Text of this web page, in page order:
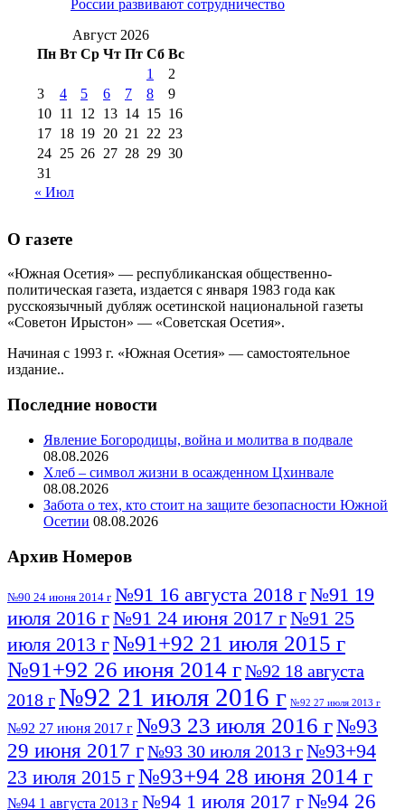
2017 г(9)
№99 4 августа
2016 г(12) №99 8 июля 2014 г
августа 2012 г(11)
августа 2013 г
(12)
России развивают сотрудничество
Август 2026
Пн Вт Ср Чт Пт Сб Вс
1
2
3
4 5 6 7 8
9
10 11 12 13 14 15 16
17 18 19 20 21 22 23
24 25 26 27 28 29 30
31
« Июл
О газете
«Южная Осетия» — республиканская общественно-
политическая газета, издается с января 1983 года как
русскоязычный дубляж осетинской национальной газеты
«Советон Ирыстон» — «Советская Осетия».
Начиная с 1993 г. «Южная Осетия» — самостоятельное
издание..
Последние новости
Явление Богородицы, война и молитва в подвале
08.08.2026
Хлеб – символ жизни в осажденном Цхинвале
08.08.2026
Забота о тех, кто стоит на защите безопасности Южной
Осетии 08.08.2026
Архив Номеров
№90 24 июня 2014 г №91 16 августа 2018 г№91 19
июля 2016 г№91 24 июня 2017 г№91 25
июля 2013 г№91+92 21 июля 2015 г
№91+92 26 июня 2014 г№92 18 августа
2018 г№92 21 июля 2016 г №92 27 июля 2013 г
№92 27 июня 2017 г №93 23 июля 2016 г№93
29 июня 2017 г№93 30 июля 2013 г№93+94
23 июля 2015 г№93+94 28 июня 2014 г
№94 1 августа 2013 г №94 1 июля 2017 г№94 26